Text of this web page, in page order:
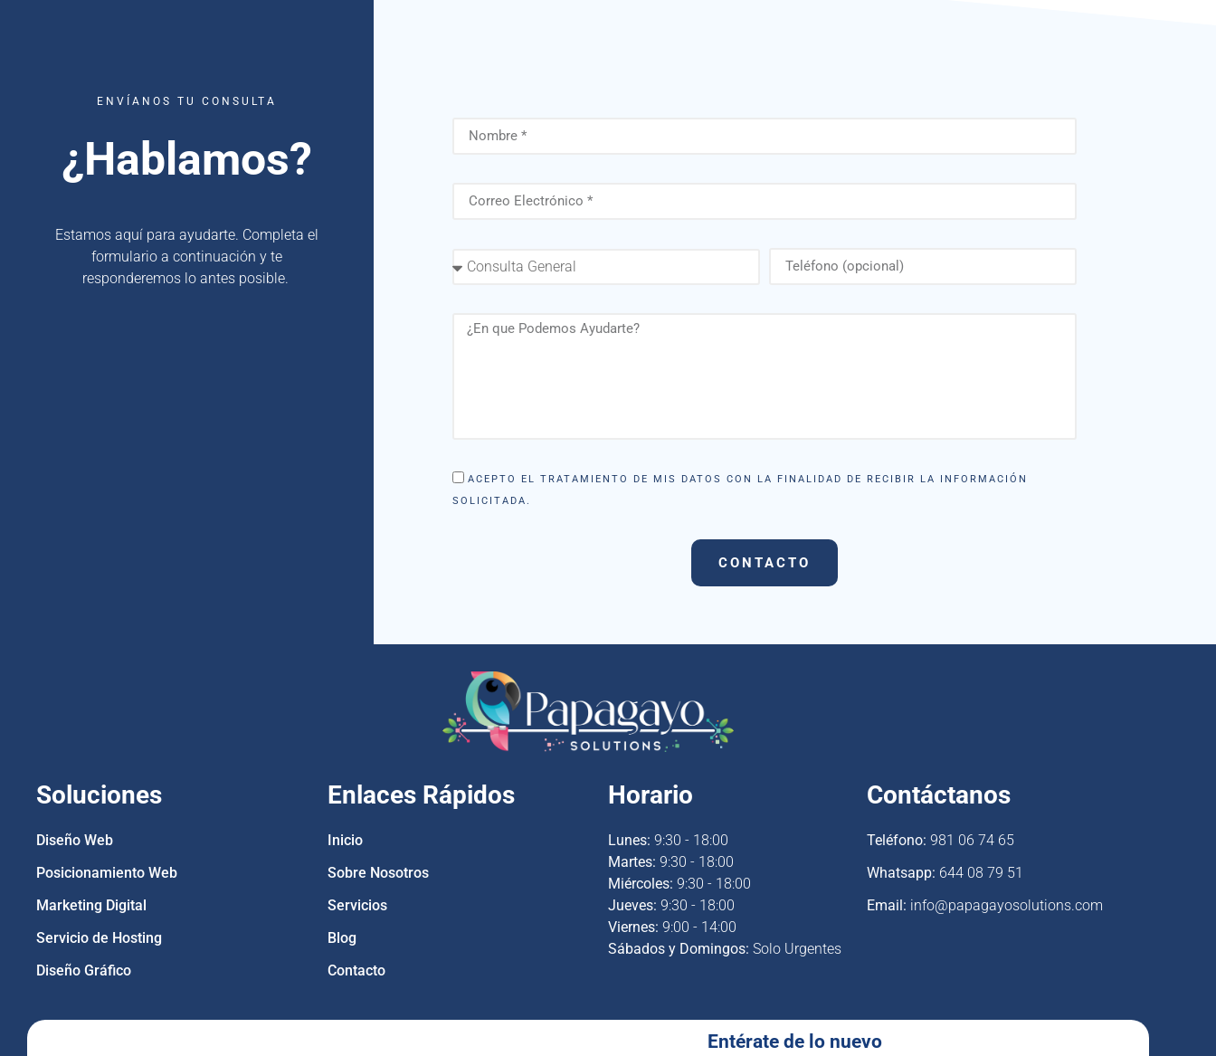
ENVÍANOS TU CONSULTA
¿Hablamos?
Estamos aquí para ayudarte. Completa el
formulario a continuación y te
responderemos lo antes posible.
ACEPTO EL TRATAMIENTO DE MIS DATOS CON LA FINALIDAD DE RECIBIR LA INFORMACIÓN
SOLICITADA.
CONTACTO
Soluciones
Diseño Web
Posicionamiento Web
Marketing Digital
Servicio de Hosting
Diseño Gráfico
Enlaces Rápidos
Inicio
Sobre Nosotros
Servicios
Blog
Contacto
Horario
Lunes:9:30 - 18:00
Martes:9:30 - 18:00
Miércoles:9:30 - 18:00
Jueves:9:30 - 18:00
Viernes:9:00 - 14:00
Sábados y Domingos: Solo Urgentes
Contáctanos
Teléfono: 981 06 74 65
Whatsapp: 644 08 79 51
Email: info@papagayosolutions.com
Entérate de lo nuevo